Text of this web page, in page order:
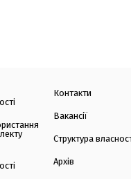
Контакти
Вакансії
Структура
Архів